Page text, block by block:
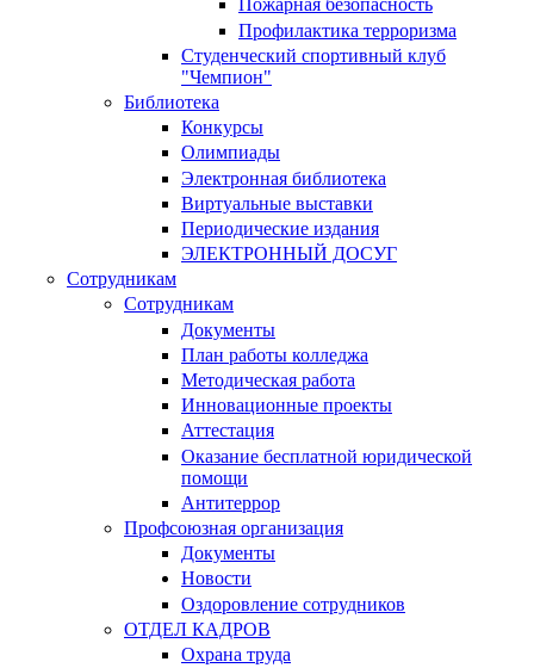
Пожарная безопасность
Профилактика терроризма
Студенческий спортивный клуб
"Чемпион"
Библиотека
Конкурсы
Олимпиады
Электронная библиотека
Виртуальные выставки
Периодические издания
ЭЛЕКТРОННЫЙ ДОСУГ
Сотрудникам
Сотрудникам
Документы
План работы колледжа
Методическая работа
Инновационные проекты
Аттестация
Оказание бесплатной юридической
помощи
Антитеррор
Профсоюзная организация
Документы
Новости
Оздоровление сотрудников
ОТДЕЛ КАДРОВ
Охрана труда